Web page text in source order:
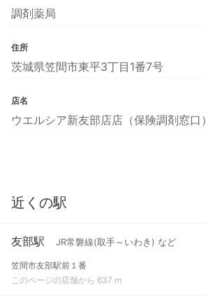
調剤薬局
住所
茨城県笠間市東平3丁目1番7号
店名
ウエルシア新友部店店（保険調剤窓口）
近くの駅
友部駅 JR常磐線(取手～いわき) など
笠間市友部駅前１番
このページの店舗から 637 m